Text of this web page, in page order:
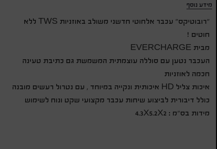
מידע נוסף
"רובוטיקס" עכבר אלחוטי חדשני משולב באוזניות TWS ללא
חוטים !
מבית EVERCHARGE
העכבר נטען עם סוללה עוצמתית המשמשת גם כתיבת טעינה
חכמה לאוזניות
איכות צליל HD איכותית ונקייה במיוחד , עם נטרול רעשים מובנה
כולל דיבורית לביצוע שיחות עכבר מקצועי שקט ונוח לשימוש
מידות בס"מ : 4.3X5.2X2